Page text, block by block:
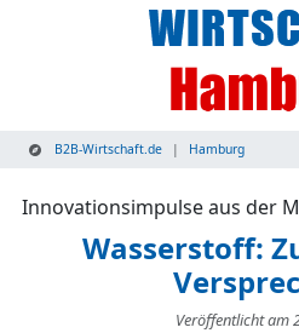
B2B-Wirtschaft.de Hamburg
Innovationsimpulse aus der
Wasserstoff:
Veröffentlicht am